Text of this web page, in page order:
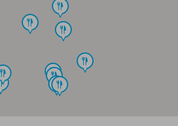
food food
food
food
food
food
food
food
food